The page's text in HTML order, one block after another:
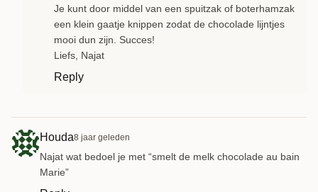
Je kunt door middel van een spuitzak of boterhamzak
een klein gaatje knippen zodat de chocolade lijntjes
mooi dun zijn. Succes!
Liefs, Najat
Reply
Houda8 jaar geleden
Najat wat bedoel je met “smelt de melk chocolade au bain
Marie”